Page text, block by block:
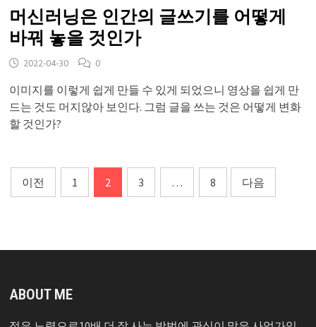
머신러닝은 인간의 글쓰기를 어떻게
바꿔 놓을 것인가
2022-04-30 0
이미지를 이렇게 쉽게 만들 수 있게 되었으니 영상을 쉽게 만
드는 것도 머지않아 보인다. 그럼 글을 쓰는 것은 어떻게 변화
할 것인가?
글
매
김
이전 1 2 3 … 8 다음
ABOUT ME